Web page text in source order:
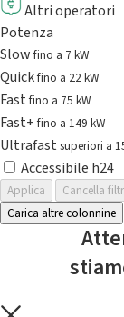
Altri operatori
Potenza
Slowfino a 7 kW
Quickfino a 22 kW
Fastfino a 75 kW
Fast+fino a 149 kW
Ultrafast superiori a
Accessibile h24
Applica
Cancella
Carica altre colonnine